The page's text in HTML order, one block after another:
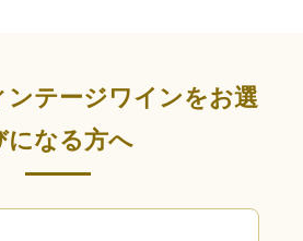
ンテージワインをお選
になる方へ